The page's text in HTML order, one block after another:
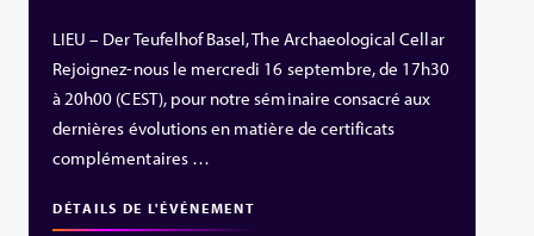
LIEU – Der Teufelhof Basel, The Archaeological Cellar
Rejoignez-nous le mercredi 16 septembre, de 17h30
à 20h00 (CEST), pour notre séminaire consacré aux
dernières évolutions en matière de certificats
complémentaires …
DÉTAILS DE L'ÉVÉNEMENT